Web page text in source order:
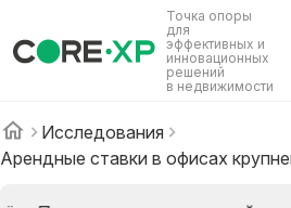
Точка опоры
для
эффективных и
инновационных
решений
в недвижимости
Исследования
Арендные ставки в офисах